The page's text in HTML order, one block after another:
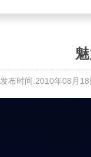
发布时间:2010年08月